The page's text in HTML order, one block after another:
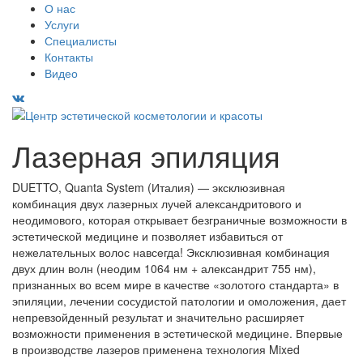
О нас
Услуги
Специалисты
Контакты
Видео
Лазерная эпиляция
DUETTO, Quanta System (Италия) — эксклюзивная
комбинация двух лазерных лучей александритового и
неодимового, которая открывает безграничные возможности в
эстетической медицине и позволяет избавиться от
нежелательных волос навсегда! Эксклюзивная комбинация
двух длин волн (неодим 1064 нм + александрит 755 нм),
признанных во всем мире в качестве «золотого стандарта» в
эпиляции, лечении сосудистой патологии и омоложения, дает
непревзойденный результат и значительно расширяет
возможности применения в эстетической медицине. Впервые
в производстве лазеров применена технология Mixed